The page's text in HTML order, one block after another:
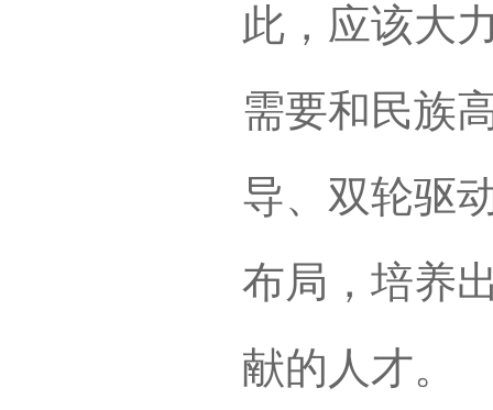
此，应该大
需要和民族
导、双轮驱
布局，培养
献的人才。